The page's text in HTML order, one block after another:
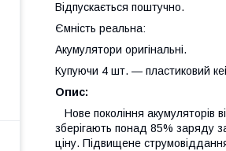
Відпускається поштучно.
Ємність реальна:
Акумулятори оригінальні.
Купуючи 4 шт. — пластиковий
Опис:
Нове покоління акумуляторів
зберігають понад 85% заряду
ціну. Підвищене